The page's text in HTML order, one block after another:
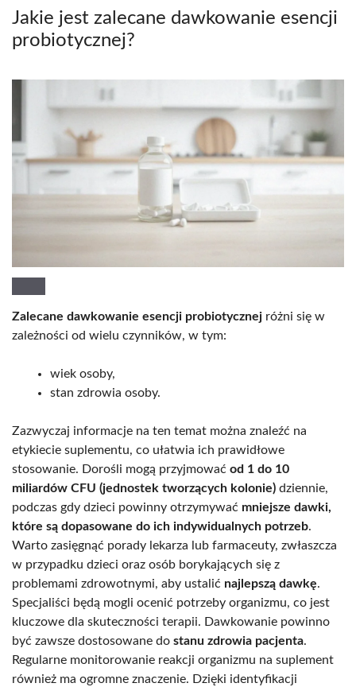
Jakie jest zalecane dawkowanie esencji
probiotycznej?
Zalecane dawkowanie esencji probiotycznej różni się w
zależności od wielu czynników, w tym:
wiek osoby,
stan zdrowia osoby.
Zazwyczaj informacje na ten temat można znaleźć na
etykiecie suplementu, co ułatwia ich prawidłowe
stosowanie. Dorośli mogą przyjmować od 1 do 10
miliardów CFU (jednostek tworzących kolonie) dziennie,
podczas gdy dzieci powinny otrzymywać mniejsze dawki,
które są dopasowane do ich indywidualnych potrzeb.
Warto zasięgnąć porady lekarza lub farmaceuty, zwłaszcza
w przypadku dzieci oraz osób borykających się z
problemami zdrowotnymi, aby ustalić najlepszą dawkę.
Specjaliści będą mogli ocenić potrzeby organizmu, co jest
kluczowe dla skuteczności terapii. Dawkowanie powinno
być zawsze dostosowane do stanu zdrowia pacjenta.
Regularne monitorowanie reakcji organizmu na suplement
również ma ogromne znaczenie. Dzięki identyfikacji